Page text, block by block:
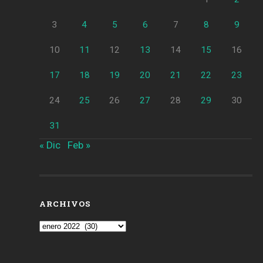
3 4 5 6 7 8 9
10 11 12 13 14 15 16
17 18 19 20 21 22 23
24 25 26 27 28 29 30
31
« Dic Feb »
ARCHIVOS
Archivos